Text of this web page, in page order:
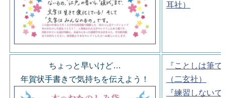
耳社）
ちょっと早いけど…
年賀状手書きで気持ちを伝えよう！
『ことしは筆
（二玄社）
『練習しない